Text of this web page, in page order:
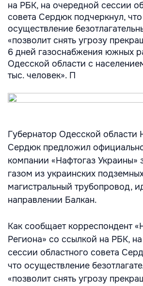
на РБК, на очередной сессии
совета Сердюк подчеркнул, что
осуществление
«позволит снять угрозу
6 дней газоснабжения южных
Одесской области с
тыс. человек». П
Губернатор Одесской области
Сердюк предложил
компании «Нафтогаз Украины»
газом из украинских
магистральный трубопровод,
направлении Балкан.
Как сообщает корреспондент
Региона» со ссылкой на РБК,
сессии областного совета
что осуществление
«позволит снять угрозу